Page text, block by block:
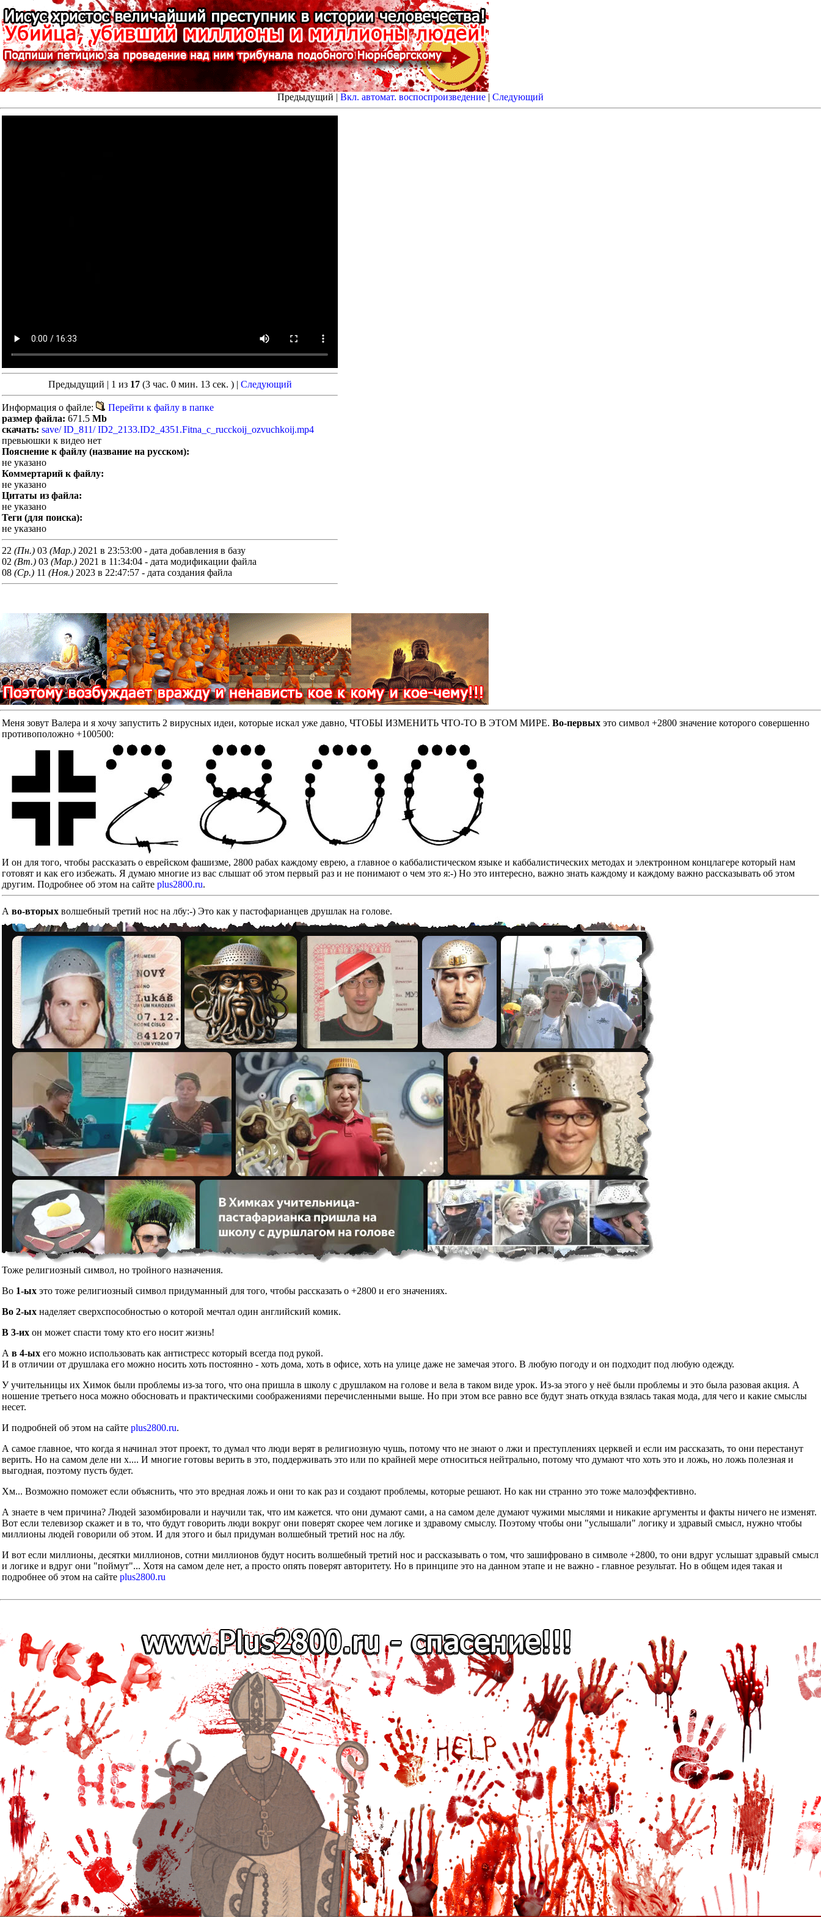
Предыдущий | Вкл. автомат. воспоспроизведение | Следующий
Предыдущий | 1 из 17 (3 час. 0 мин. 13 сек. )| Следующий
Информация о файле:
Перейти к файлу в папке
размер файла: 671.5 Mb
скачать: save/ ID_811/ ID2_2133.ID2_4351.Fitna_c_rucckoij_ozvuchkoij.mp4
превьюшки к видео нет
Пояснение к файлу (название на русском):
не указано
Коммертарий к файлу:
не указано
Цитаты из файла:
не указано
Теги (для поиска):
не указано
22 (Пн.) 03 (Мар.) 2021 в 23:53:00 - дата добавления в базу
02 (Вт.) 03 (Мар.) 2021 в 11:34:04 - дата модификации файла
08 (Ср.) 11 (Ноя.) 2023 в 22:47:57 - дата создания файла
Меня зовут Валера и я хочу запустить 2 вирусных идеи, которые искал уже давно, ЧТОБЫ ИЗМЕНИТЬ ЧТО-ТО В ЭТОМ МИРЕ. Во-первых это символ +2800 значение которого совершенно
противоположно +100500:
И он для того, чтобы рассказать о еврейском фашизме, 2800 рабах каждому еврею, а главное о каббалистическом языке и каббалистических методах и электронном концлагере который нам
готовят и как его избежать. Я думаю многие из вас слышат об этом первый раз и не понимают о чем это я:-) Но это интересно, важно знать каждому и каждому важно рассказывать об этом
другим. Подробнее об этом на сайте plus2800.ru.
А во-вторых волшебный третий нос на лбу:-) Это как у пастофарианцев друшлак на голове.
Тоже религиозный символ, но тройного назначения.
Во 1-ых это тоже религиозный символ придуманный для того, чтобы рассказать о +2800 и его значениях.
Во 2-ых наделяет сверхспособностью о которой мечтал один английский комик.
В 3-их он может спасти тому кто его носит жизнь!
А в 4-ых его можно использовать как антистресс который всегда под рукой.
И в отличии от друшлака его можно носить хоть постоянно - хоть дома, хоть в офисе, хоть на улице даже не замечая этого. В любую погоду и он подходит под любую одежду.
У учительницы их Химок были проблемы из-за того, что она пришла в школу с друшлаком на голове и вела в таком виде урок. Из-за этого у неё были проблемы и это была разовая акция. А
ношение третьего носа можно обосновать и практическими соображениями перечисленными выше. Но при этом все равно все будут знать откуда взялась такая мода, для чего и какие смыслы
несет.
И подробней об этом на сайте plus2800.ru.
А самое главное, что когда я начинал этот проект, то думал что люди верят в религиозную чушь, потому что не знают о лжи и преступлениях церквей и если им рассказать, то они перестанут
верить. Но на самом деле ни х.... И многие готовы верить в это, поддерживать это или по крайней мере относиться нейтрально, потому что думают что хоть это и ложь, но ложь полезная и
выгодная, поэтому пусть будет.
Хм... Возможно поможет если объяснить, что это вредная ложь и они то как раз и создают проблемы, которые решают. Но как ни странно это тоже малоэффективно.
А знаете в чем причина? Людей зазомбировали и научили так, что им кажется. что они думают сами, а на самом деле думают чужими мыслями и никакие аргументы и факты ничего не изменят.
Вот если телевизор скажет и в то, что будут говорить люди вокруг они поверят скорее чем логике и здравому смыслу. Поэтому чтобы они "услышали" логику и здравый смысл, нужно чтобы
миллионы людей говорили об этом. И для этого и был придуман волшебный третий нос на лбу.
И вот если миллионы, десятки миллионов, сотни миллионов будут носить волшебный третий нос и рассказывать о том, что зашифровано в символе +2800, то они вдруг услышат здравый смысл
и логике и вдруг они "поймут"... Хотя на самом деле нет, а просто опять поверят авторитету. Но в принципе это на данном этапе и не важно - главное результат. Но в общем идея такая и
подробнее об этом на сайте plus2800.ru